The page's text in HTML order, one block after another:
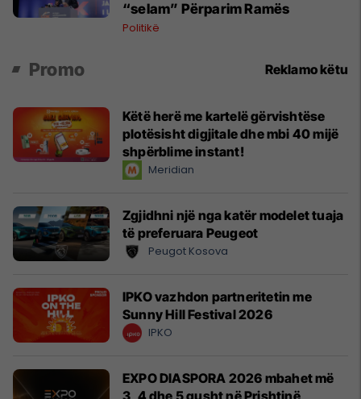
“selam” Përparim Ramës
Politikë
Promo Reklamo këtu
Këtë herë me kartelë gërvishtëse
plotësisht digjitale dhe mbi 40 mijë
shpërblime instant!
Meridian
Zgjidhni një nga katër modelet tuaja
të preferuara Peugeot
Peugot Kosova
IPKO vazhdon partneritetin me
Sunny Hill Festival 2026
IPKO
EXPO DIASPORA 2026 mbahet më